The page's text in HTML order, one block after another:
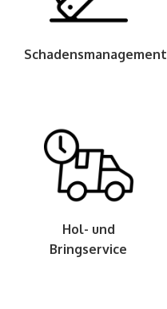
Schadensmanagement
Hol- und
Bringservice